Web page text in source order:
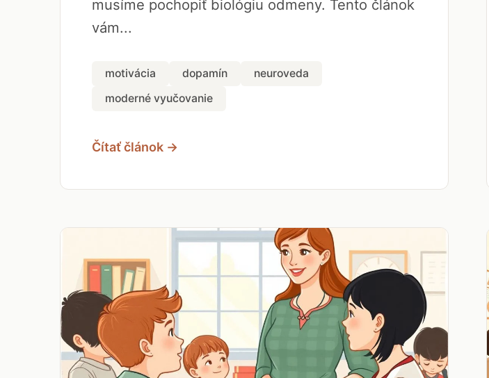
musíme pochopiť biológiu odmeny. Tento článok
vám...
motivácia dopamín
neuroveda
moderné vyučovanie
Čítať článok →